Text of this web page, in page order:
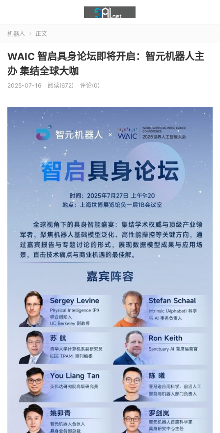
机器人  正文
WAIC 智启具身论坛即将开启：智元机器人主
办 集结全球大咖
2025-07-16 阅读(672) 评论(0)